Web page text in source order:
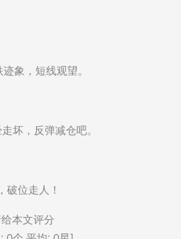
象，短线观望。
坏，反弹减仓吧。
破位走人！
本文评分